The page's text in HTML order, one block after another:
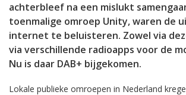
achterbleef na een mislukt
toenmalige omroep Unity, waren de
internet te beluisteren. Zowel via
via verschillende radioapps voor de
Nu is daar DAB+ bijgekomen.
Lokale publieke omroepen in Nederland